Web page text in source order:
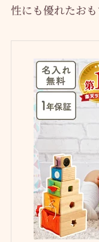
性にも優れたおも